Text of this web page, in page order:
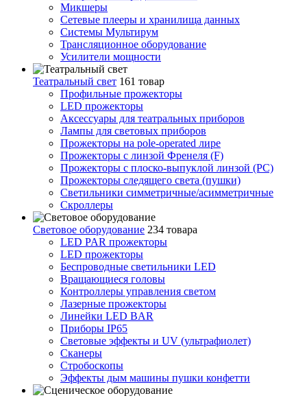
Микшеры
Сетевые плееры и хранилища данных
Системы Мультирум
Трансляционное оборудование
Усилители мощности
Театральный свет 161 товар
Профильные прожекторы
LED прожекторы
Аксессуары для театральных приборов
Лампы для световых приборов
Прожекторы на pole-operated лире
Прожекторы с линзой Френеля (F)
Прожекторы с плоско-выпуклой линзой (PC)
Прожекторы следящего света (пушки)
Светильники симметричные/асимметричные
Скроллеры
Световое оборудование 234 товара
LED PAR прожекторы
LED прожекторы
Беспроводные светильники LED
Вращающиеся головы
Контроллеры управления светом
Лазерные прожекторы
Линейки LED BAR
Приборы IP65
Световые эффекты и UV (ультрафиолет)
Сканеры
Стробоскопы
Эффекты дым машины пушки конфетти